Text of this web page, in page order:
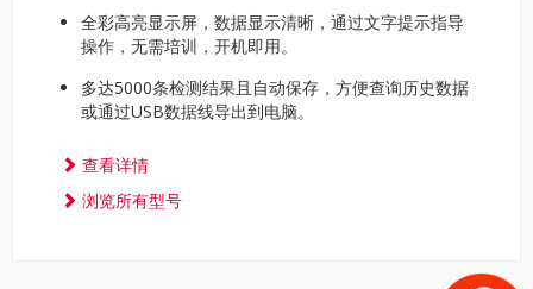
全彩高亮显示屏，数据显示清晰，通过文字提示指导
操作，无需培训，开机即用。
多达5000条检测结果且自动保存，方便查询历史数据
或通过USB数据线导出到电脑。
查看详情
浏览所有型号